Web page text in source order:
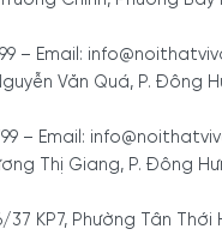
– Email:
Văn Quá, P. Đông
– Email:
Thị Giang, P. Đông
37 KP7, Phường Tân Thới